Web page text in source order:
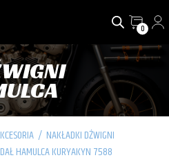
0
/ NAKŁADKI DŹWIGNI
HAMULCA KURYAKYN 7588